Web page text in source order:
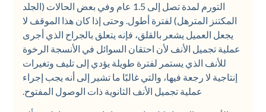
التورم لمدة تصل إلى 1.5 عام وفي بعض الحالات (الجلد
المكتنز المترهل) لفترة أطول. وحتى إذا كان هذا الموقف لا
يجعل العميل يشعر بالقلق، فإنه يتعلق بالجراح الذي أجرى
عملية تجميل الأنف لأن احتقان السوائل في الأنسجة الرخوة
للأنف الذي يستمر لفترة طويلة يؤدي إلى تليف وتغيرات
إنتاجية لا رجعة فيها، والتي غالبًا ما تشير إلى أنه يجب إجراء
عملية تجميل الأنف الثانوية ذات الوصول المفتوح.